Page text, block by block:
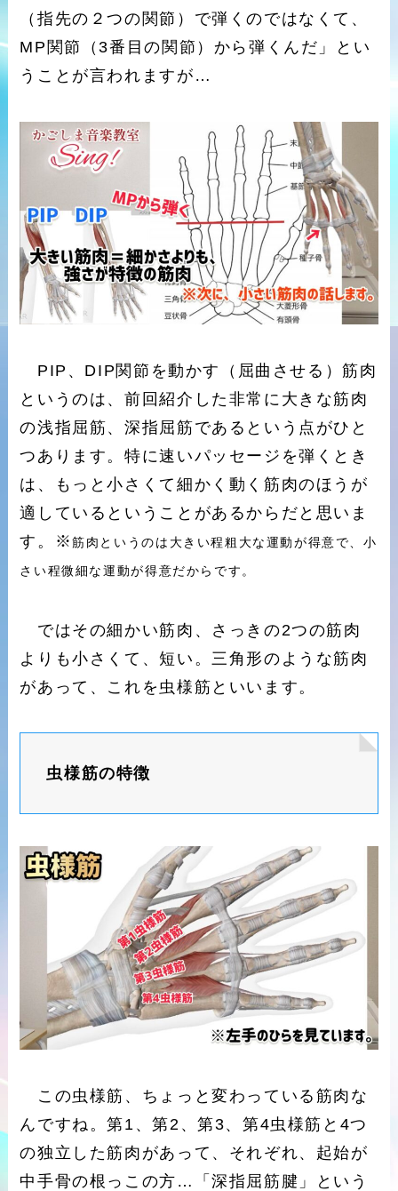
（指先の２つの関節）で弾くのではなくて、
MP関節（3番目の関節）から弾くんだ」とい
うことが言われますが…
PIP、DIP関節を動かす（屈曲させる）筋肉
というのは、前回紹介した非常に大きな筋肉
の浅指屈筋、深指屈筋であるという点がひと
つあります。特に速いパッセージを弾くとき
は、もっと小さくて細かく動く筋肉のほうが
適しているということがあるからだと思いま
す。※筋肉というのは大きい程粗大な運動が得意で、小
さい程微細な運動が得意だからです。
ではその細かい筋肉、さっきの2つの筋肉
よりも小さくて、短い。三角形のような筋肉
があって、これを虫様筋といいます。
虫様筋の特徴
この虫様筋、ちょっと変わっている筋肉な
んですね。第1、第2、第3、第4虫様筋と4つ
の独立した筋肉があって、それぞれ、起始が
中手骨の根っこの方…「深指屈筋腱」という